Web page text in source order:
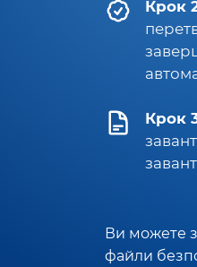
Крок
Крок
Ви можете
файли